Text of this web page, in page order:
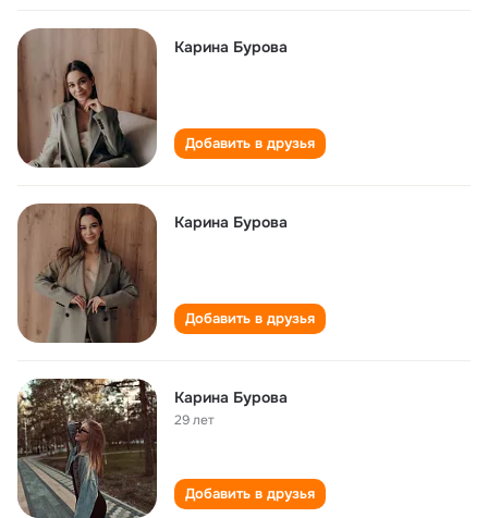
Карина Бурова
Добавить в друзья
Карина Бурова
Добавить в друзья
Карина Бурова
29 лет
Добавить в друзья